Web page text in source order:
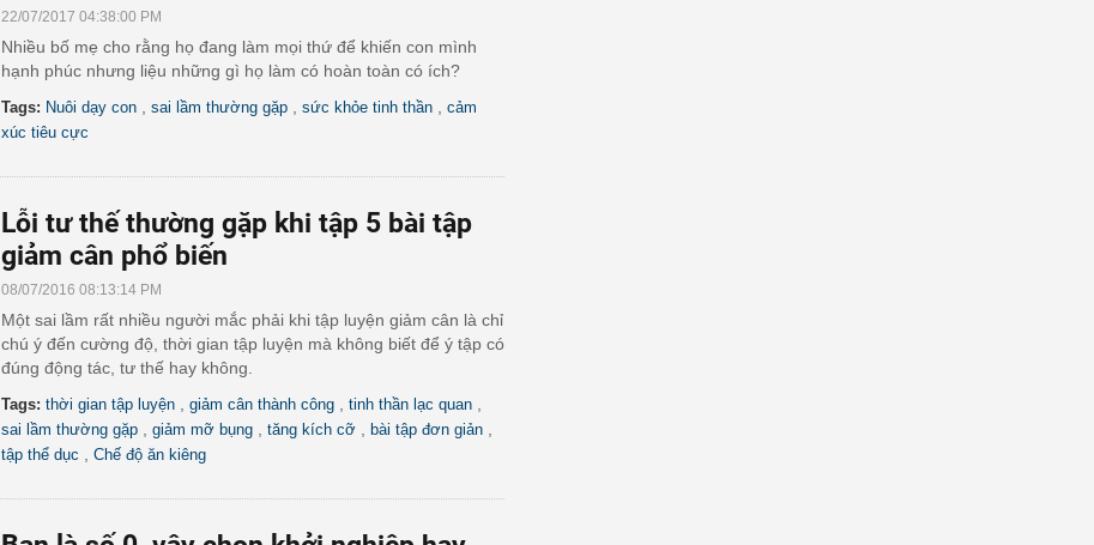
22/07/2017 04:38:00 PM
Nhiều bố mẹ cho rằng họ đang làm mọi thứ để khiến con mình
hạnh phúc nhưng liệu những gì họ làm có hoàn toàn có ích?
Tags: Nuôi dạy con sai lầm thường gặp sức khỏe tinh thần
cảm
xúc tiêu cực
Lỗi tư thế thường gặp khi tập 5 bài tập
giảm cân phổ biến
08/07/2016 08:13:14 PM
Một sai lầm rất nhiều người mắc phải khi tập luyện giảm cân là chỉ
chú ý đến cường độ, thời gian tập luyện mà không biết để ý tập có
đúng động tác, tư thế hay không.
Tags: thời gian tập luyện giảm cân thành công tinh thần lạc quan
sai lầm thường gặp giảm mỡ bụng tăng kích cỡ bài tập đơn giản
tập thể dục Chế độ ăn kiêng